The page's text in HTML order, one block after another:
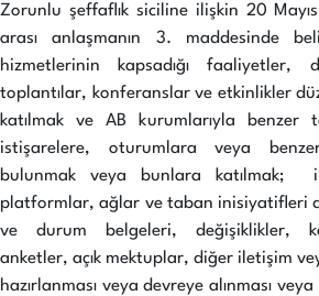
Zorunlu şeffaflık siciline ilişkin 20
arası anlaşmanın 3. maddesinde
hizmetlerinin kapsadığı faaliyetler,
toplantılar, konferanslar ve etkinlikler
katılmak ve AB kurumlarıyla benzer
istişarelere, oturumlara veya
bulunmak veya bunlara katılmak;
platformlar, ağlar ve taban inisiyatifleri
ve durum belgeleri, değişiklikler,
anketler, açık mektuplar, diğer iletişim
hazırlanması veya devreye alınması